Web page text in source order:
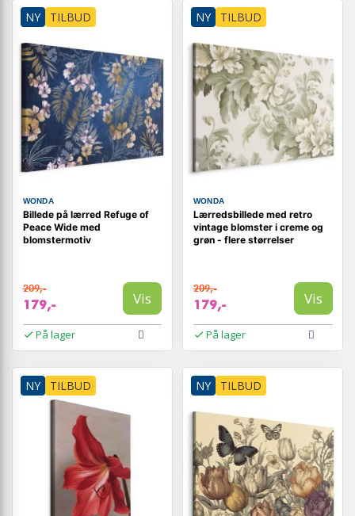
NY TILBUD
WONDA
Billede på lærred Refuge of
Peace Wide med
blomstermotiv
209,-
179,- Vis
På lager
NY TILBUD
WONDA
Lærredsbillede med retro
vintage blomster i creme og
grøn - flere størrelser
209,-
179,- Vis
På lager
NY TILBUD NY TILBUD